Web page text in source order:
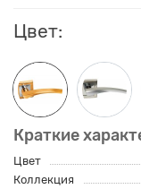
Цвет:
Краткие
Цвет
Коллекция